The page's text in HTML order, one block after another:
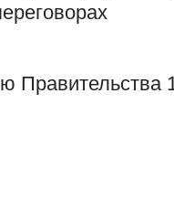
Правительства